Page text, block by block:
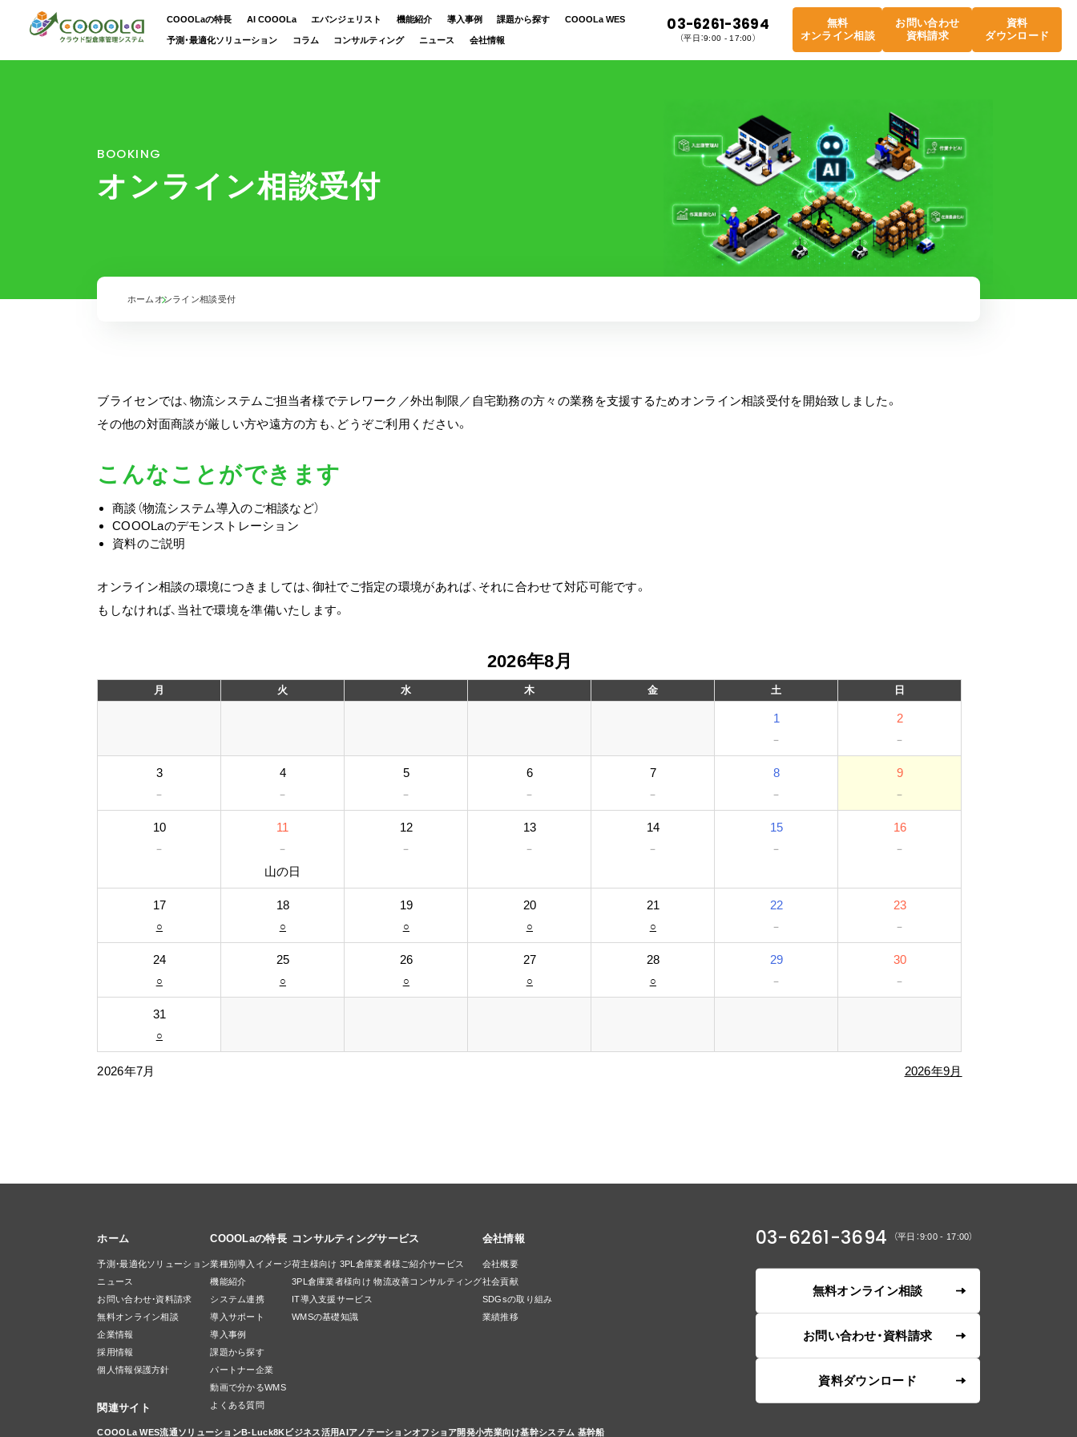
COOOLaの特長 AI COOOLa エバンジェリスト 機能紹介 導入事例 課題から探す COOOLa WES
予測・最適化ソリューション コラム コンサルティング ニュース 会社情報
03-6261-3694
（平日：9:00 - 17:00）
無料
オンライン相談
お問い合わせ
資料請求
資料
ダウンロード
BOOKING
オンライン相談受付
ホーム オンライン相談受付
ブライセンでは、物流システムご担当者様でテレワーク／外出制限／自宅勤務の方々の業務を支援するためオンライン相談受付を開始致しました。
その他の対面商談が厳しい方や遠方の方も、どうぞご利用ください。
こんなことができます
商談（物流システム導入のご相談など）
COOOLaのデモンストレーション
資料のご説明
オンライン相談の環境につきましては、御社でご指定の環境があれば、それに合わせて対応可能です。
もしなければ、当社で環境を準備いたします。
2026年8月
月 火 水 木 金 土 日
1
－
2
－
3
－
4
－
5
－
6
－
7
－
8
－
9
－
10
－
11
－
山の日
12
－
13
－
14
－
15
－
16
－
17
○
18
○
19
○
20
○
21
○
22
－
23
－
24
○
25
○
26
○
27
○
28
○
29
－
30
－
31
○
2026年7月 2026年9月
ホーム
予測・最適化ソリューション
ニュース
お問い合わせ・資料請求
無料オンライン相談
企業情報
採用情報
個人情報保護方針
COOOLaの特長
業種別導入イメージ
機能紹介
システム連携
導入サポート
導入事例
課題から探す
パートナー企業
動画で分かるWMS
よくある質問
コンサルティングサービス
荷主様向け 3PL倉庫業者様ご紹介サービス
3PL倉庫業者様向け 物流改善コンサルティング
IT導入支援サービス
WMSの基礎知識
会社情報
会社概要
社会貢献
SDGsの取り組み
業績推移
03-6261-3694 （平日：9:00 - 17:00）
無料オンライン相談
お問い合わせ・資料請求
資料ダウンロード
関連サイト
COOOLa WES流通ソリューションB-Luck8Kビジネス活用AIアノテーションオフショア開発小売業向け基幹システム 基幹船